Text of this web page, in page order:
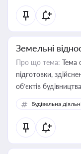
Земельні
Про що тема: Тема
підготовки,
об’єктів будівництва
Будівельна